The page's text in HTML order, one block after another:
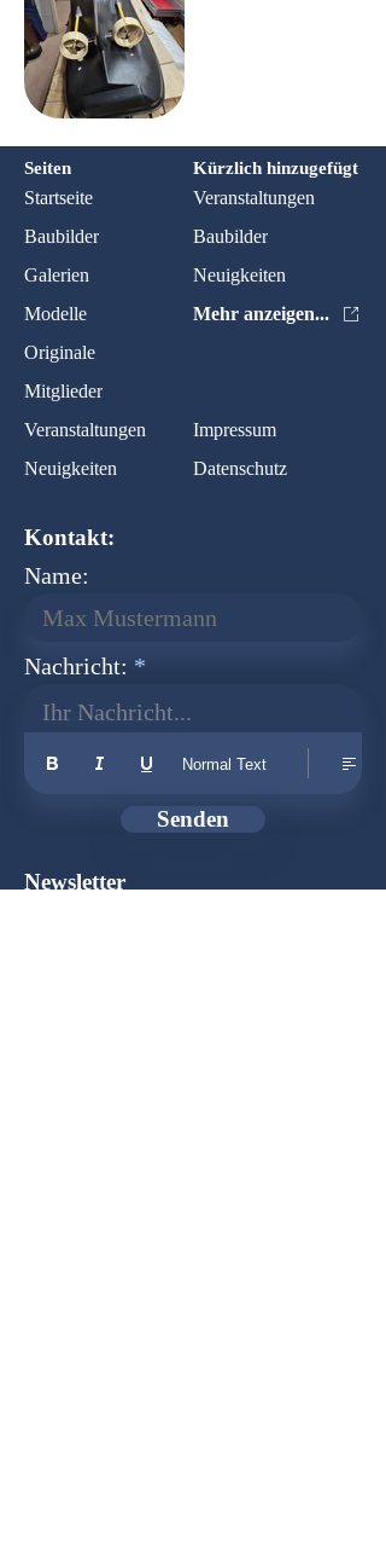
Seiten Kürzlich hinzugefügt
Startseite
Veranstaltungen
Baubilder
Baubilder
Galerien
Neuigkeiten
Modelle
Mehr anzeigen...
Originale
Mitglieder
Veranstaltungen
Impressum
Neuigkeiten
Datenschutz
Kontakt:
Name:
Nachricht:
Ihr Nachricht...
Normal Text
Senden
Newsletter